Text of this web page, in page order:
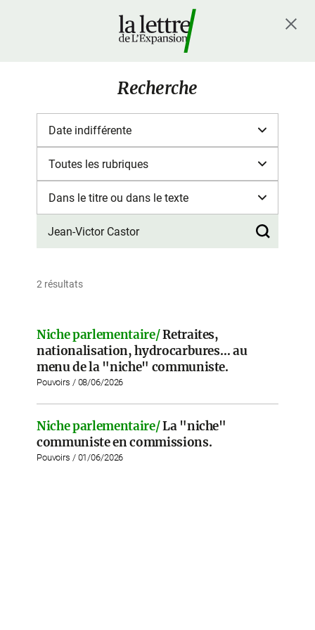
Recherche
2 résultats
Niche parlementaire/Retraites,
nationalisation, hydrocarbures… au
menu de la "niche" communiste.
Pouvoirs / 08/06/2026
Niche parlementaire/La "niche"
communiste en commissions.
Pouvoirs / 01/06/2026